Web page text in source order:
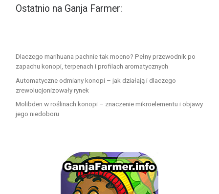
Ostatnio na Ganja Farmer:
Dlaczego marihuana pachnie tak mocno? Pełny przewodnik po
zapachu konopi, terpenach i profilach aromatycznych
Automatyczne odmiany konopi – jak działają i dlaczego
zrewolucjonizowały rynek
Molibden w roślinach konopi – znaczenie mikroelementu i objawy
jego niedoboru